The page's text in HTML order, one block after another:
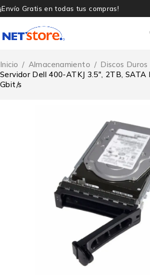
¡Envío Gratis en todas tus compras!
Inicio / Almacenamiento / Discos Duros
Servidor Dell 400-ATKJ 3.5″, 2TB, SATA
Gbit/s